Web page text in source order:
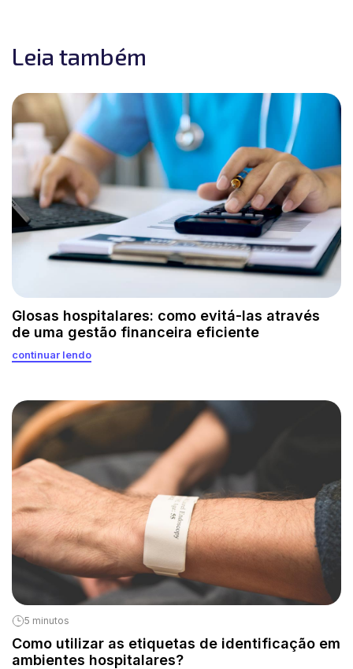
Leia também
Glosas hospitalares: como evitá-las através
de uma gestão financeira eficiente
continuar lendo
5 minutos
Como utilizar as etiquetas de identificação em
ambientes hospitalares?